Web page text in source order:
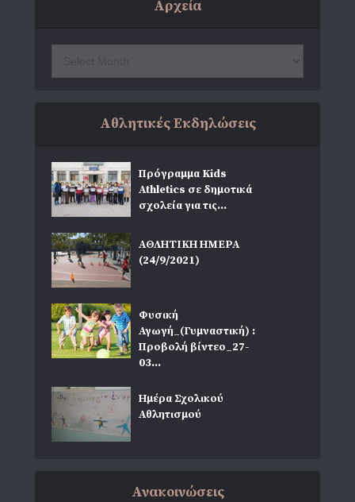
Αρχεία
Αθλητικές Εκδηλώσεις
Πρόγραμμα Kids
Athletics σε δημοτικά
σχολεία για τις...
ΑΘΛΗΤΙΚΗ ΗΜΕΡΑ
(24/9/2021)
Φυσική
Αγωγή_(Γυμναστική) :
Προβολή βίντεο_27-
03...
Ημέρα Σχολικού
Αθλητισμού
Ανακοινώσεις